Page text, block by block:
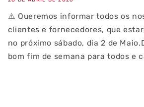
⚠️ Queremos informar todos os
clientes e fornecedores, que
no próximo sábado, dia 2 de
bom fim de semana para todos e